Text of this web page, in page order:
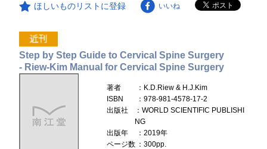
ほしいものリストに登録 いいね
Step by Step Guide to Cervical Spine Surgery
- Riew-Kim Manual for Cervical Spine Surgery
著者
：K.D.Riew & H.J.Kim
ISBN
：978-981-4578-17-2
出版社
：WORLD SCIENTIFIC PUBLISHI
NG
出版年
：2019年
ページ数 ：300pp.